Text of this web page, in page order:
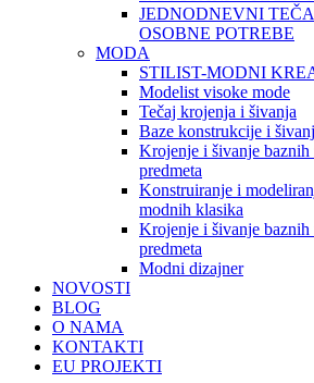
JEDNODNEVNI
OSOBNE POTREBE
MODA
STILIST-MODNI
Modelist visoke mode
Tečaj krojenja i šivanja
Baze konstrukcije i
Krojenje i šivanje
predmeta
Konstruiranje i
modnih klasika
Krojenje i šivanje
predmeta
Modni dizajner
NOVOSTI
BLOG
O NAMA
KONTAKTI
EU PROJEKTI